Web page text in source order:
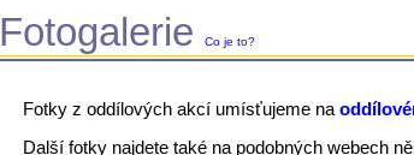
Fotogalerie Co je to?
Fotky z oddílových akcí umísťujeme na
Další fotky najdete také na podobných webech